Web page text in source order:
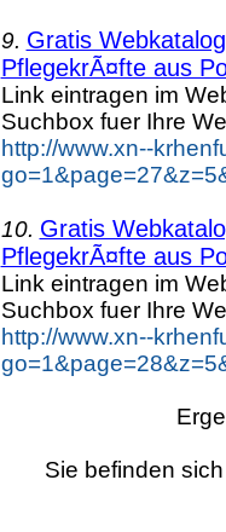
9. Gratis
PflegekrÃ¤fte aus
Link eintragen im
Suchbox fuer Ihre
http://www.xn--
10. Gratis
PflegekrÃ¤fte aus
Link eintragen im
Suchbox fuer Ihre
http://www.xn--
Sie befinden